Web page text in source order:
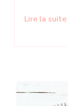
Lire la suite